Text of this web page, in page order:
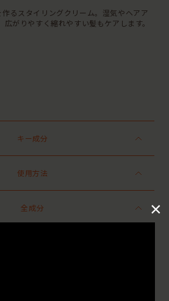
×
るスタイリングクリーム。湿気やヘアア
がりやすく縮れやすい髪もケアします。
キー成分
使用方法
全成分